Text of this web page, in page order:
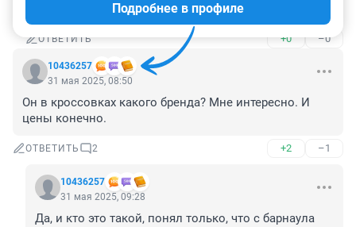
ОТВЕТИТЬ +0 –0
10436257
Подробнее в профиле
31 мая 2025, 08:50
Он в кроссовках какого бренда? Мне интересно. И
цены конечно.
ОТВЕТИТЬ 2 +2 –1
10436257
31 мая 2025, 09:28
Да, и кто это такой, понял только, что с барнаула